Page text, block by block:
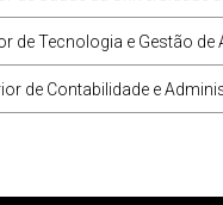
de Tecnologia e Gestão de
de Contabilidade e